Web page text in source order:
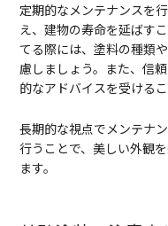
定期的なメンテナンスを
え、建物の寿命を延ばす
てる際には、塗料の種類
慮しましょう。また、信
的なアドバイスを受けるこ
長期的な視点でメンテナ
行うことで、美しい外観
ます。